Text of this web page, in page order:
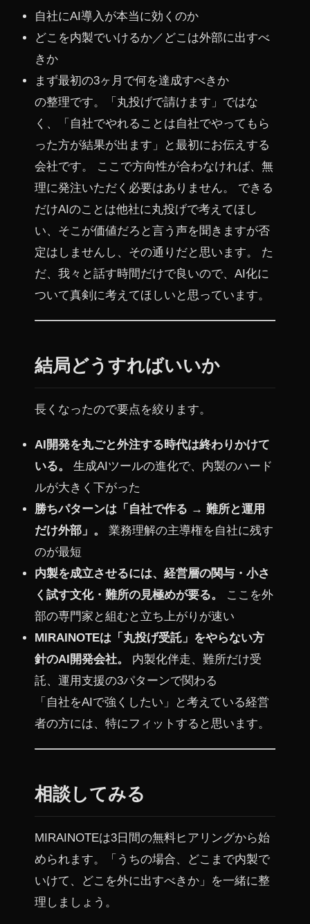
自社にAI導入が本当に効くのか
どこを内製でいけるか／どこは外部に出すべ
きか
まず最初の3ヶ月で何を達成すべきか
の整理です。「丸投げで請けます」ではな
く、「自社でやれることは自社でやってもら
った方が結果が出ます」と最初にお伝えする
会社です。 ここで方向性が合わなければ、無
理に発注いただく必要はありません。 できる
だけAIのことは他社に丸投げで考えてほし
い、そこが価値だろと言う声を聞きますが否
定はしませんし、その通りだと思います。 た
だ、我々と話す時間だけで良いので、AI化に
ついて真剣に考えてほしいと思っています。
結局どうすればいいか
長くなったので要点を絞ります。
AI開発を丸ごと外注する時代は終わりかけて
いる。
生成AIツールの進化で、内製のハード
ルが大きく下がった
勝ちパターンは「自社で作る → 難所と運用
だけ外部」。
業務理解の主導権を自社に残す
のが最短
内製を成立させるには、経営層の関与・小さ
く試す文化・難所の見極めが要る。
ここを外
部の専門家と組むと立ち上がりが速い
MIRAINOTEは「丸投げ受託」をやらない方
針のAI開発会社。
内製化伴走、難所だけ受
託、運用支援の3パターンで関わる
「自社をAIで強くしたい」と考えている経営
者の方には、特にフィットすると思います。
相談してみる
MIRAINOTEは3日間の無料ヒアリングから始
められます。「うちの場合、どこまで内製で
いけて、どこを外に出すべきか」を一緒に整
理しましょう。